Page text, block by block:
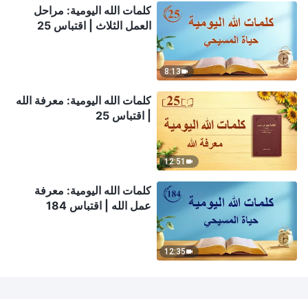
8:13
كلمات الله اليومية: مراحل
العمل الثلاث | اقتباس 25
12:51
كلمات الله اليومية: معرفة الله
| اقتباس 25
12:35
كلمات الله اليومية: معرفة
عمل الله | اقتباس 184